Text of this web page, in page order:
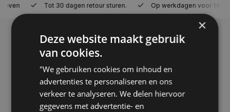
Tot 30 dagen retour sturen. Op werkdagen voor 14.00 uur
Klantenservice
Veelgestelde vragen
06-39119169
info@autoklusser.nl
×
Deze website maakt gebruik
van cookies.
"We gebruiken cookies om inhoud en
advertenties te personaliseren en ons
verkeer te analyseren. We delen hiervoor
gegevens met advertentie- en